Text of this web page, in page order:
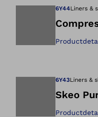
6Y44Liners &
6Y43Liners &
Skeo